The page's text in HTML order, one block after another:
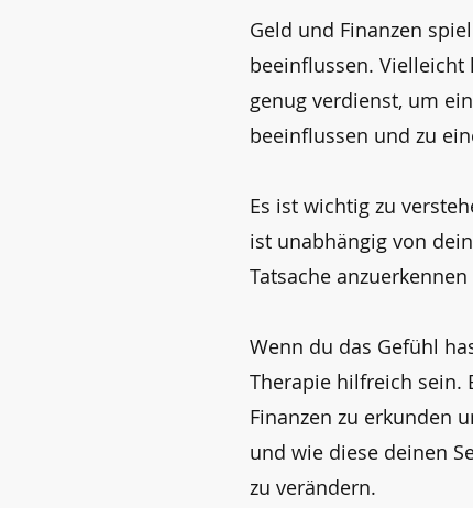
Geld und Finanzen
beeinflussen. Vielleicht
genug verdienst, um
beeinflussen und zu
Es ist wichtig zu
ist unabhängig von
Tatsache
Wenn du das Gefühl
Therapie hilfreich sein.
Finanzen zu erkunden
und wie diese deinen
zu verändern.